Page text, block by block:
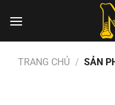
đến
TRANG CHỦ / SẢN